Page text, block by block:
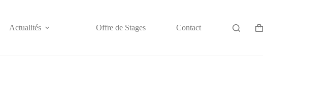
Actualités Offre de Stages Contact